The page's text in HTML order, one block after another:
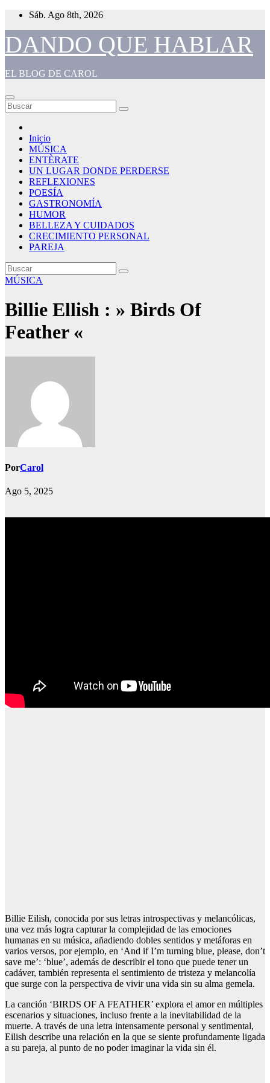
Saltar
contenido
Sáb. Ago 8th, 2026
DANDO QUE HABLAR
EL BLOG DE CAROL
Inicio
MÚSICA
ENTÈRATE
UN LUGAR DONDE PERDERSE
REFLEXIONES
POESÍA
GASTRONOMÍA
HUMOR
BELLEZA Y CUIDADOS
CRECIMIENTO PERSONAL
PAREJA
MÚSICA
Billie Ellish : » Birds Of
Feather «
PorCarol
Ago 5, 2025
Billie Eilish, conocida por sus letras introspectivas y melancólicas,
una vez más logra capturar la complejidad de las emociones
humanas en su música, añadiendo dobles sentidos y metáforas en
varios versos, por ejemplo, en ‘And if I’m turning blue, please, don’t
save me’: ‘blue’, además de describir el tono que puede tener un
cadáver, también representa el sentimiento de tristeza y melancolía
que surge con la perspectiva de vivir una vida sin su alma gemela.
La canción ‘BIRDS OF A FEATHER’ explora el amor en múltiples
escenarios y situaciones, incluso frente a la inevitabilidad de la
muerte. A través de una letra intensamente personal y sentimental,
Eilish describe una relación en la que se siente profundamente ligada
a su pareja, al punto de no poder imaginar la vida sin él.